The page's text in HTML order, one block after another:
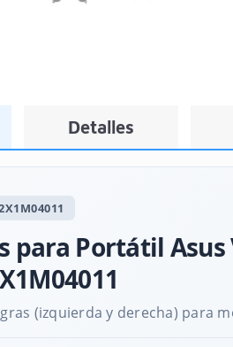
Detalles
para Portátil Asus
(izquierda y derecha) para